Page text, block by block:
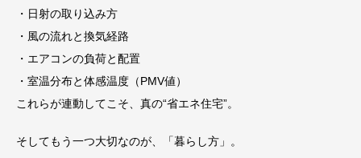
・日射の取り込み方
・風の流れと換気経路
・エアコンの負荷と配置
・室温分布と体感温度（PMV値）
これらが連動してこそ、真の“省エネ住宅”。
そしてもう一つ大切なのが、「暮らし方」。